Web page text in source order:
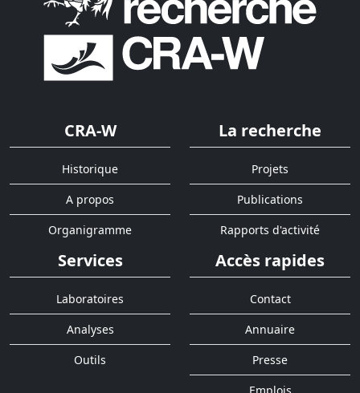
CRA-W
Historique
A propos
Organigramme
La recherche
Projets
Publications
Rapports d'activité
Services
Laboratoires
Analyses
Outils
Accès rapides
Contact
Annuaire
Presse